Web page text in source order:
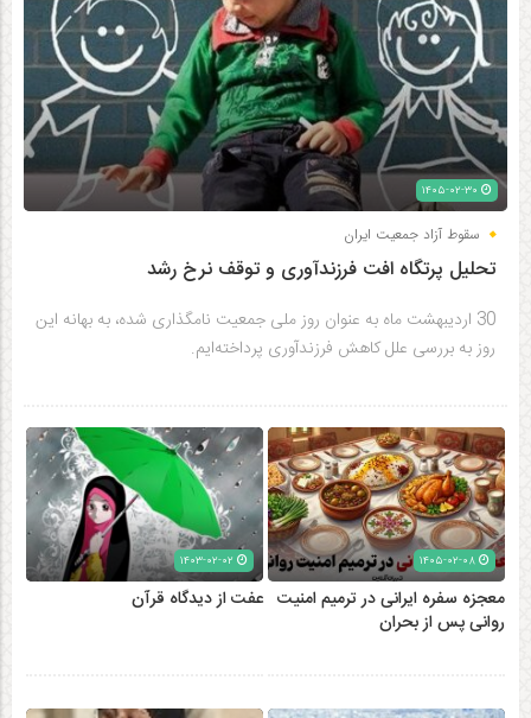
سقوط آزاد جمعیت ایران
تحلیل پرتگاه افت فرزندآوری و توقف نرخ رشد
30 اردیبهشت ماه به عنوان روز ملی جمعیت نامگذاری شده، به بهانه این
روز به بررسی علل کاهش فرزندآوری پرداخته‌ایم.
۱۴۰۵-۰۲-۰۸
معجزه سفره ایرانی در ترمیم امنیت
روانی پس از بحران
عفت از دیدگاه قرآن